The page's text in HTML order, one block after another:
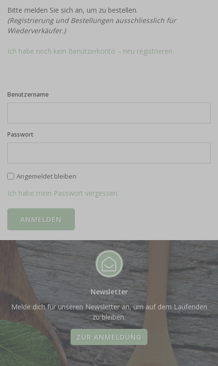
Bitte melden Sie sich an, um zu bestellen.
(Registrierung und Bestellungen ausschliesslich für
Wiederverkäufer.)
Ich habe noch kein Benutzerkonto – neu registrieren
Benutzername
Passwort
Angemeldet bleiben
Ich habe mein Passwort vergessen.
Newsletter
Melde dich für unseren Newsletter an, um auf dem Laufenden
zu bleiben.
ZUR ANMELDUNG